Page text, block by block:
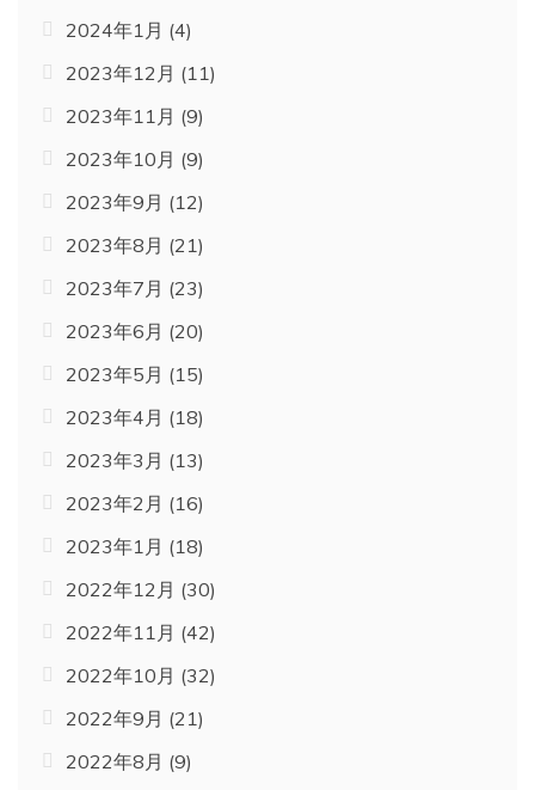
2024年1月 (4)
2023年12月 (11)
2023年11月 (9)
2023年10月 (9)
2023年9月 (12)
2023年8月 (21)
2023年7月 (23)
2023年6月 (20)
2023年5月 (15)
2023年4月 (18)
2023年3月 (13)
2023年2月 (16)
2023年1月 (18)
2022年12月 (30)
2022年11月 (42)
2022年10月 (32)
2022年9月 (21)
2022年8月 (9)